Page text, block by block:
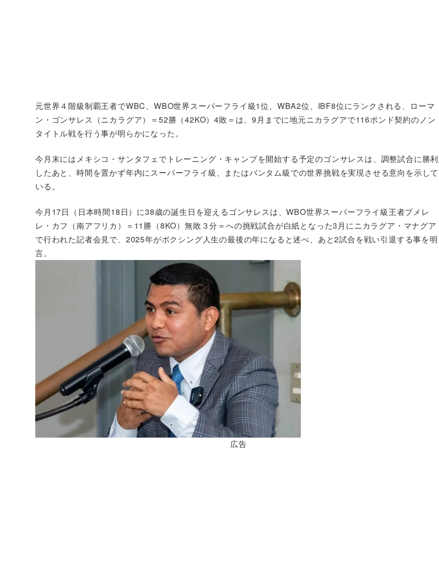
元世界４階級制覇王者でWBC、WBO世界スーパーフライ級1位、WBA2位、IBF8位にランクされる、ローマ
ン・ゴンサレス（ニカラグア）＝52勝（42KO）4敗＝は、9月までに地元ニカラグアで116ポンド契約のノン
タイトル戦を行う事が明らかになった。
今月末にはメキシコ・サンタフェでトレーニング・キャンプを開始する予定のゴンサレスは、調整試合に勝利
したあと、時間を置かず年内にスーパーフライ級、またはバンタム級での世界挑戦を実現させる意向を示して
いる。
今月17日（日本時間18日）に38歳の誕生日を迎えるゴンサレスは、WBO世界スーパーフライ級王者プメレ
レ・カフ（南アフリカ）＝11勝（8KO）無敗３分＝への挑戦試合が白紙となった3月にニカラグア・マナグア
で行われた記者会見で、2025年がボクシング人生の最後の年になると述べ、あと2試合を戦い引退する事を明
言。
広告